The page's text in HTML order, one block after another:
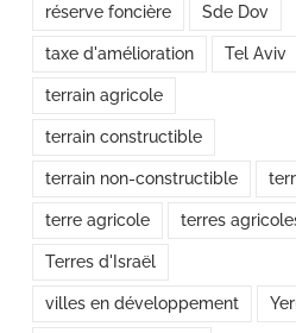
réserve foncière Sde Dov
taxe d'amélioration Tel Aviv
terrain agricole
terrain constructible
terrain non-constructible
terre agricole terres
Terres d'Israël
villes en développement